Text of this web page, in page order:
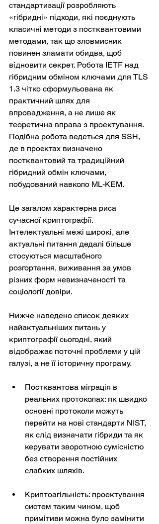
стандартизації розробляють
«гібридні» підходи, які поєднують
класичні методи з постквантовими
методами, так що зловмисник
повинен зламати обидва, щоб
відновити секрет. Робота IETF над
гібридним обміном ключами для TLS
1.3 чітко сформульована як
практичний шлях для
впровадження, а не лише як
теоретична вправа з проектування.
Подібна робота ведеться для SSH,
де в проєктах визначено
постквантовий та традиційний
гібридний обмін ключами,
побудований навколо ML-KEM.
Це загалом характерна риса
сучасної криптографії.
Інтелектуальні межі широкі, але
актуальні питання дедалі більше
стосуються масштабного
розгортання, виживання за умов
різних форм невизначеності та
соціології довіри.
Нижче наведено список деяких
найактуальніших питань у
криптографії сьогодні, який
відображає поточні проблеми у цій
галузі, а не її історичну програму.
Постквантова міграція в
реальних протоколах: як швидко
основні протоколи можуть
перейти на нові стандарти NIST,
як слід визначати гібриди та як
керувати зворотною сумісністю
без створення постійних
слабких шляхів.
Криптоагільність: проектування
систем таким чином, щоб
примітиви можна було замінити